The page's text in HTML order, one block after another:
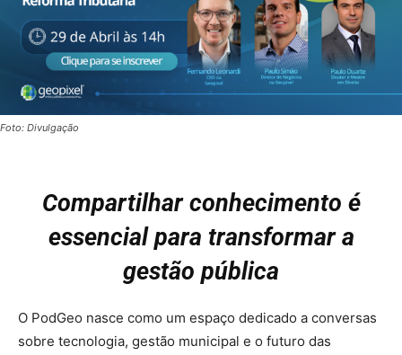
Foto: Divulgação
Compartilhar conhecimento é
essencial para transformar a
gestão pública
O PodGeo nasce como um espaço dedicado a conversas
sobre tecnologia, gestão municipal e o futuro das